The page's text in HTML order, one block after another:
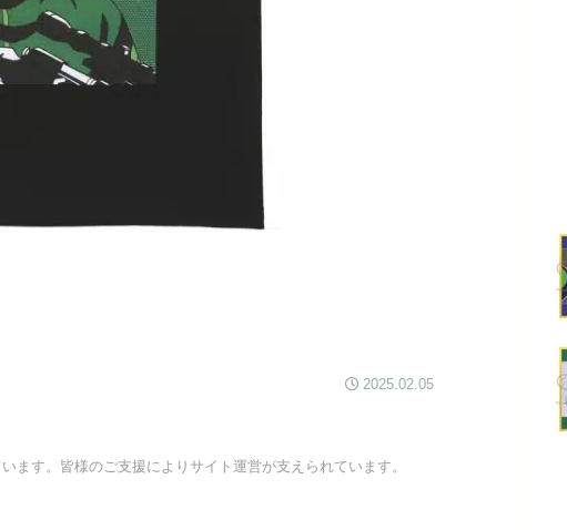
2025.02.05
す。皆様のご支援によりサイト運営が支えられています。